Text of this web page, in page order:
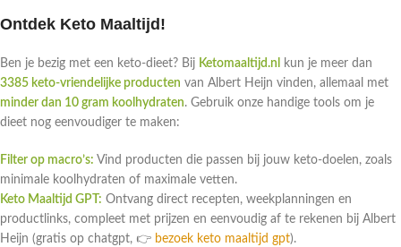
Ontdek Keto Maaltijd!
Ben je bezig met een keto-dieet? Bij Ketomaaltijd.nl
kun je meer dan
3385 keto-vriendelijke producten van Albert Heijn vinden, allemaal met
minder dan 10 gram koolhydraten. Gebruik onze handige tools om je
dieet nog eenvoudiger te maken:
Filter op macro’s: Vind producten die passen bij jouw keto-doelen, zoals
minimale koolhydraten of maximale vetten.
Keto Maaltijd GPT: Ontvang direct recepten, weekplanningen en
productlinks, compleet met prijzen en eenvoudig af te rekenen bij Albert
Heijn (gratis op chatgpt, 👉 bezoek keto maaltijd gpt).